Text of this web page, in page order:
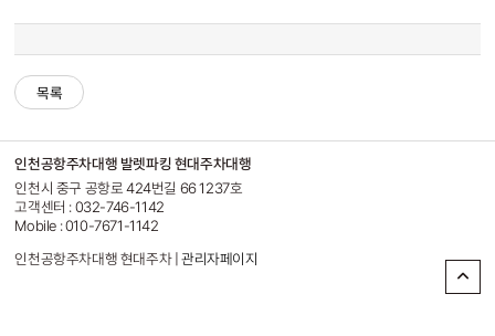
목록
인천공항주차대행 발렛파킹 현대주차대행
인천시 중구 공항로 424번길 66 1237호
고객센터 : 032-746-1142
Mobile : 010-7671-1142
인천공항주차대행 현대주차 | 관리자페이지